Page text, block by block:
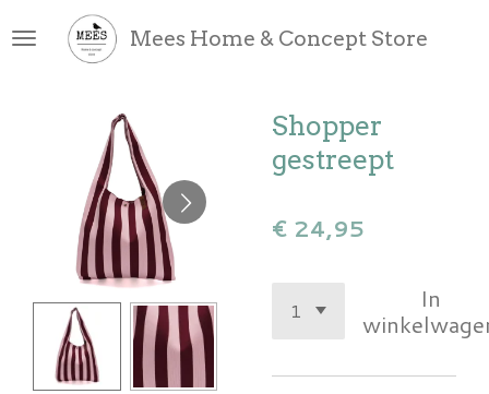
direct
hoofdinhoud
Mees Home & Concept Store
Shopper
gestreept
€ 24,95
In